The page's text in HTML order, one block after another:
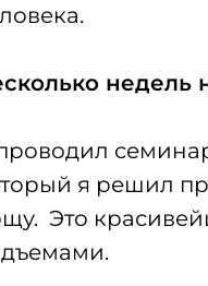
недель
я решил
Это